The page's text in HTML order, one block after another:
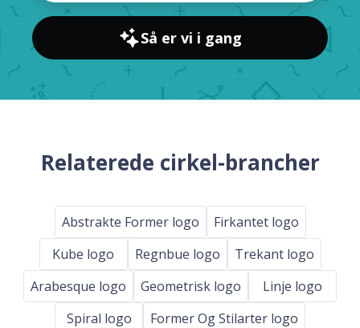
Så er vi i gang
Relaterede cirkel-brancher
Abstrakte Former logo
Firkantet logo
Kube logo
Regnbue logo
Trekant logo
Arabesque logo
Geometrisk logo
Linje logo
Spiral logo
Former Og Stilarter logo